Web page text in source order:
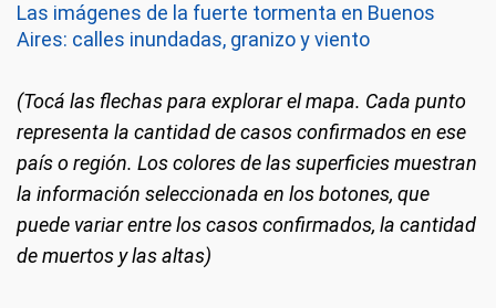
Las imágenes de la fuerte tormenta en Buenos
Aires: calles inundadas, granizo y viento
(Tocá las flechas para explorar el mapa. Cada punto
representa la cantidad de casos confirmados en ese
país o región. Los colores de las superficies muestran
la información seleccionada en los botones, que
puede variar entre los casos confirmados, la cantidad
de muertos y las altas)